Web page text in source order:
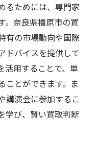
るためには、専門家
。奈良県橿原市の買
有の市場動向や国際
ドバイスを提供して
活用することで、単
ことができます。ま
講演会に参加するこ
学び、賢い買取判断